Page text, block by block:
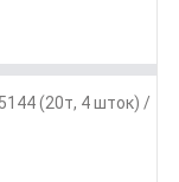
(20т, 4 шток) /